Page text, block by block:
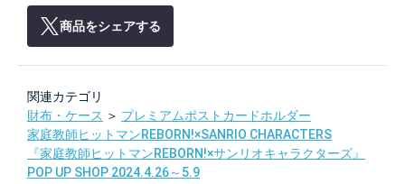
商品をシェアする
関連カテゴリ
財布・ケース ＞ プレミアムポストカードホルダー
家庭教師ヒットマンREBORN!×SANRIO CHARACTERS
『家庭教師ヒットマンREBORN!×サンリオキャラクターズ』
POP UP SHOP 2024.4.26～5.9